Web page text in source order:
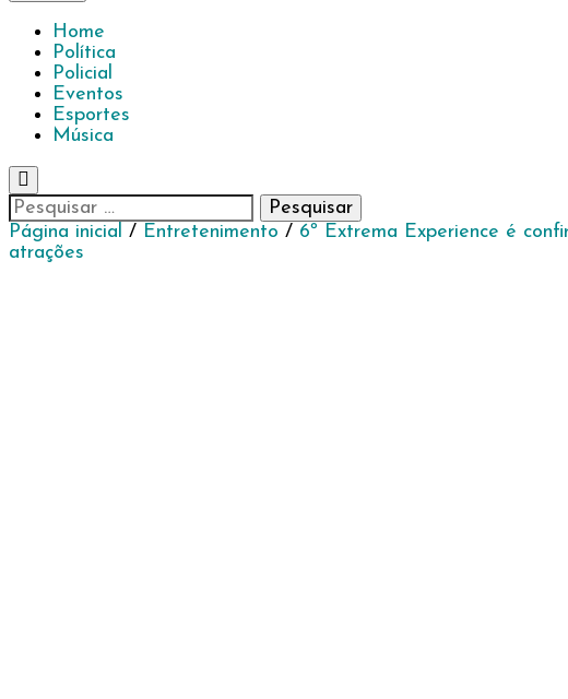
Home
Política
Policial
Eventos
Esportes
Música
Pesquisar
por:
Página inicial / Entretenimento / 6º Extrema Experience é
atrações